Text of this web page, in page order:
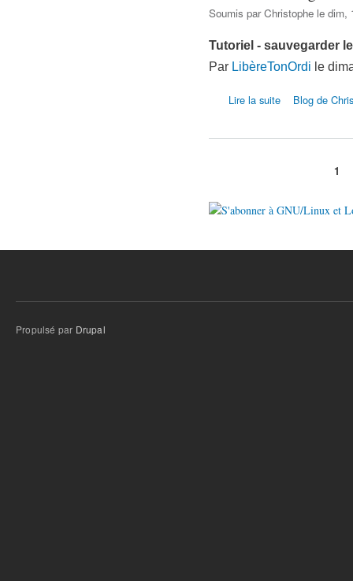
Soumis parChristophe le dim,
Tutoriel - sauvegarder
Par LibèreTonOrdi le
Lire la suite de Tutoriel -
Blog de
1
Propulsé par Drupal